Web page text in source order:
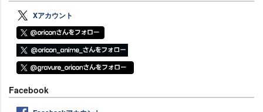
Xアカウント
Facebook